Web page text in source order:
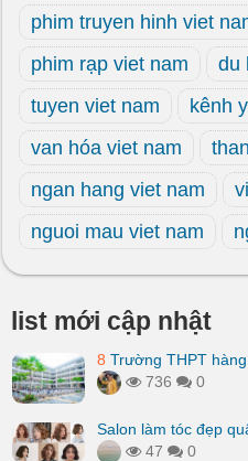
phim truyen hinh viet
phim rạp viet nam
du
tuyen viet nam
kênh
van hóa viet nam
ngan hang viet nam
nguoi mau viet nam
list mới cập nhật
8 Trường THPT
736
0
Salon làm tóc đẹp
47
0